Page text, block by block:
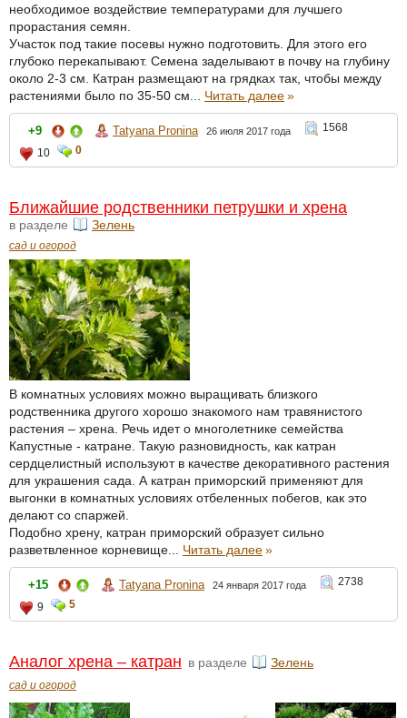
необходимое воздействие температурами для лучшего
прорастания семян.
Участок под такие посевы нужно подготовить. Для этого его
глубоко перекапывают. Семена заделывают в почву на глубину
около 2-3 см. Катран размещают на грядках так, чтобы между
растениями было по 35-50 см... Читать далее»
+9 Tatyana Pronina 26 июля 2017 года
1568
10
0
Ближайшие родственники петрушки и хрена
в разделе Зелень
сад и огород
В комнатных условиях можно выращивать близкого
родственника другого хорошо знакомого нам травянистого
растения – хрена. Речь идет о многолетнике семейства
Капустные - катране. Такую разновидность, как катран
сердцелистный используют в качестве декоративного растения
для украшения сада. А катран приморский применяют для
выгонки в комнатных условиях отбеленных побегов, как это
делают со спаржей.
Подобно хрену, катран приморский образует сильно
разветвленное корневище... Читать далее»
+15 Tatyana Pronina 24 января 2017 года
2738
9
5
Аналог хрена – катран в разделе Зелень
сад и огород